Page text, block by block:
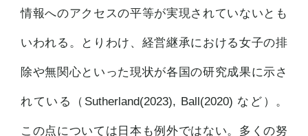
情報へのアクセスの平等が実現されていないとも
いわれる。とりわけ、経営継承における女子の排
除や無関心といった現状が各国の研究成果に示さ
れている（Sutherland(2023), Ball(2020) など）。
この点については日本も例外ではない。多くの努